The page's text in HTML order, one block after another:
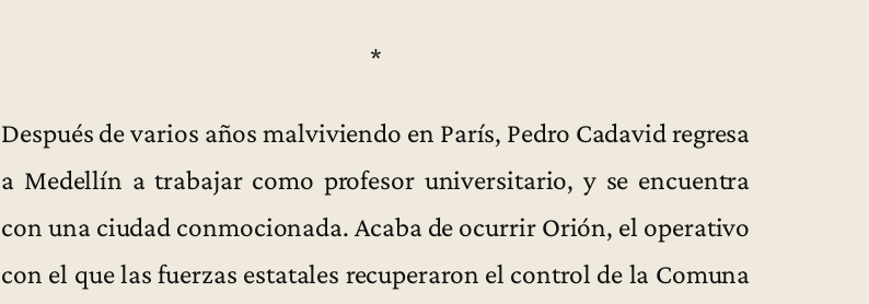
*
Después de varios años malviviendo en París, Pedro Cadavid regresa
a Medellín a trabajar como profesor universitario, y se encuentra
con una ciudad conmocionada. Acaba de ocurrir Orión, el operativo
con el que las fuerzas estatales recuperaron el control de la Comuna